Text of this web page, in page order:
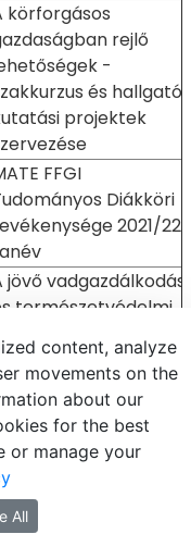
körforgásos
rejlő
-
és hallgatói
projektek
FFGI
Diákköri
2021/22.
jövő vadgazdálkodási
természetvédelmi
a
VTI tudományos
Diákköri
Műhely működtetése a
content, analyze
movements on the
about our
for the best
or manage your
All